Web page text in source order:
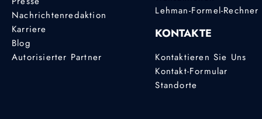
Nachrichtenredaktion
Karriere
Blog
Autorisierter Partner
Lehman-Formel-Rechner
KONTAKTE
Kontaktieren Sie Uns
Kontakt-Formular
Standorte